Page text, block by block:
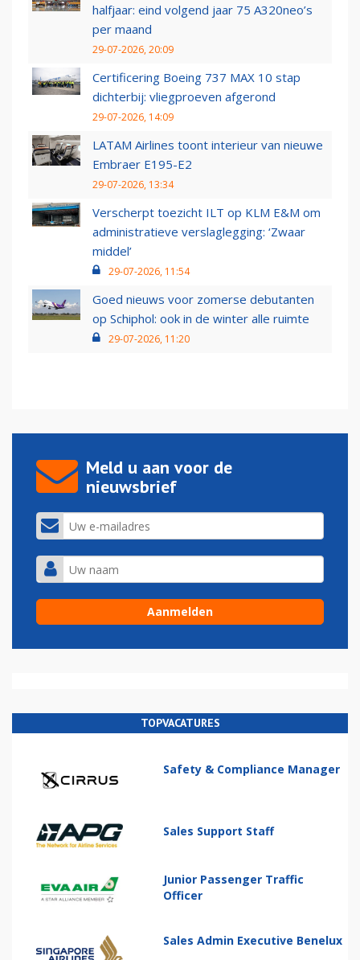
halfjaar: eind volgend jaar 75 A320neo’s
per maand
29-07-2026, 20:09
Certificering Boeing 737 MAX 10 stap
dichterbij: vliegproeven afgerond
29-07-2026, 14:09
LATAM Airlines toont interieur van nieuwe
Embraer E195-E2
29-07-2026, 13:34
Verscherpt toezicht ILT op KLM E&M om
administratieve verslaglegging: ‘Zwaar
middel’
29-07-2026, 11:54
Goed nieuws voor zomerse debutanten
op Schiphol: ook in de winter alle ruimte
29-07-2026, 11:20
Meld u aan voor de
nieuwsbrief
TOPVACATURES
Safety & Compliance Manager
Sales Support Staff
Junior Passenger Traffic
Officer
Sales Admin Executive Benelux